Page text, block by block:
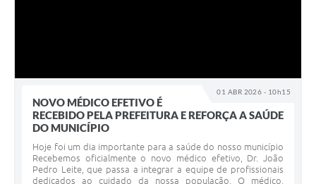
01 ABR 2026 - 10h15
NOVO MÉDICO EFETIVO É
RECEBIDO PELA PREFEITURA E REFORÇA A SAÚDE
DO MUNICÍPIO
Hoje foi um dia importante para a saúde do nosso município
Recebemos oficialmente o novo médico efetivo, Dr. João
Pedro Leite, que passa a integrar a equipe de profissionais
dedicados ao cuidado da nossa população. O médico,